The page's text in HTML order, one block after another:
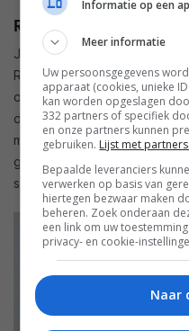
Remote App
Je kunt de SR7009
Remote-app voor Android
opzichte van vorig jaar niet
de functies die de receiver
meer terug, simpelweg
gebruikt wordt en je dus
smartphone of tablet moet
Informatie op een
Meer informatie
Uw persoonsgegevens
apparaat (cookies, unieke
kan worden opgeslagen
332 partners of specifiek
en onze partners kunnen
gebruiken. Lijst met partners.
Bepaalde leveranciers
verwerken op basis van
hiertegen bezwaar maken
beheren. Zoek onderaan
een link om uw
privacy- en cookie-
Naar